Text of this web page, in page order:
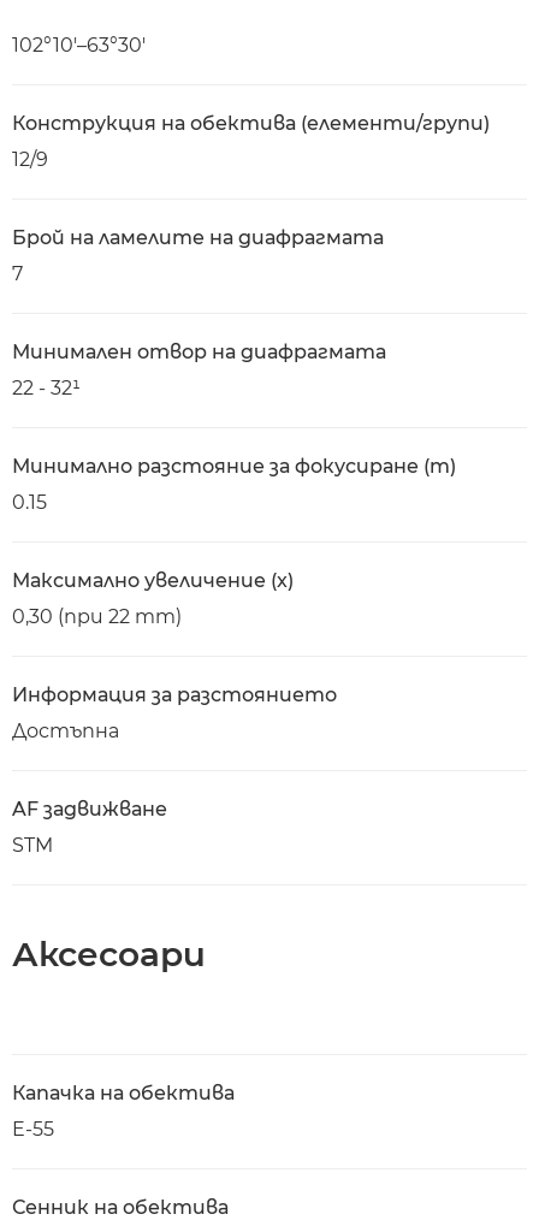
102°10′–63°30′
Конструкция на обектива (елементи/групи)
12/9
Брой на ламелите на диафрагмата
7
Минимален отвор на диафрагмата
22 - 32¹
Минимално разстояние за фокусиране (m)
0.15
Максимално увеличение (x)
0,30 (при 22 mm)
Информация за разстоянието
Достъпна
AF задвижване
STM
Аксесоари
Капачка на обектива
E-55
Сенник на обектива